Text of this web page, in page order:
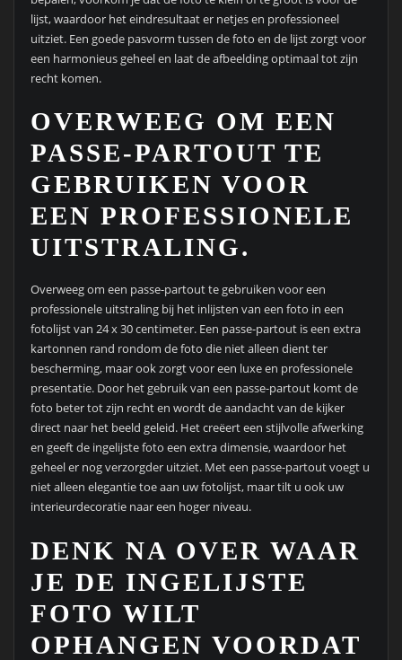
lijst, waardoor het eindresultaat er netjes en professioneel
uitziet. Een goede pasvorm tussen de foto en de lijst zorgt voor
een harmonieus geheel en laat de afbeelding optimaal tot zijn
recht komen.
OVERWEEG OM EEN
PASSE-PARTOUT TE
GEBRUIKEN VOOR
EEN PROFESSIONELE
UITSTRALING.
Overweeg om een passe-partout te gebruiken voor een
professionele uitstraling bij het inlijsten van een foto in een
fotolijst van 24 x 30 centimeter. Een passe-partout is een extra
kartonnen rand rondom de foto die niet alleen dient ter
bescherming, maar ook zorgt voor een luxe en professionele
presentatie. Door het gebruik van een passe-partout komt de
foto beter tot zijn recht en wordt de aandacht van de kijker
direct naar het beeld geleid. Het creëert een stijlvolle afwerking
en geeft de ingelijste foto een extra dimensie, waardoor het
geheel er nog verzorgder uitziet. Met een passe-partout voegt u
niet alleen elegantie toe aan uw fotolijst, maar tilt u ook uw
interieurdecoratie naar een hoger niveau.
DENK NA OVER WAAR
JE DE INGELIJSTE
FOTO WILT
OPHANGEN VOORDAT